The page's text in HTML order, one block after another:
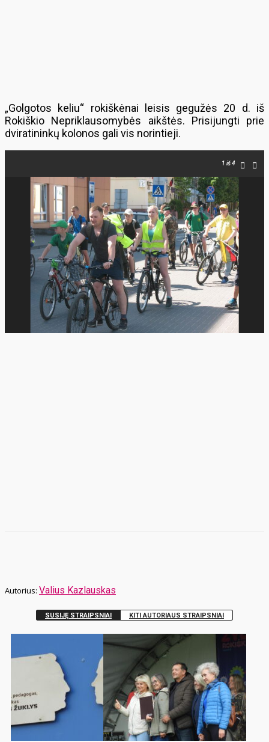
„Golgotos keliu“ rokiškėnai leisis gegužės 20 d. iš
Rokiškio Nepriklausomybės aikštės. Prisijungti prie
dviratininkų kolonos gali vis norintieji.
1 iš 4
Valius Kazlauskas
SUSIJĘ STRAIPSNIAI KITI AUTORIAUS STRAIPSNIAI